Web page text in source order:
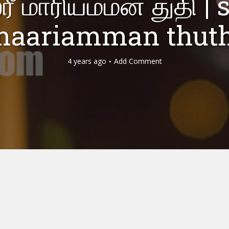
4 years ago Add Comment